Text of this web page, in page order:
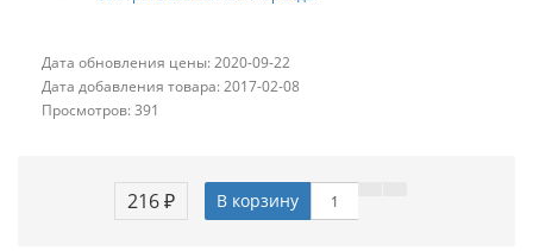
Дата обновления цены: 2020-09-22
Дата добавления товара: 2017-02-08
Просмотров: 391
216 ₽ В корзину